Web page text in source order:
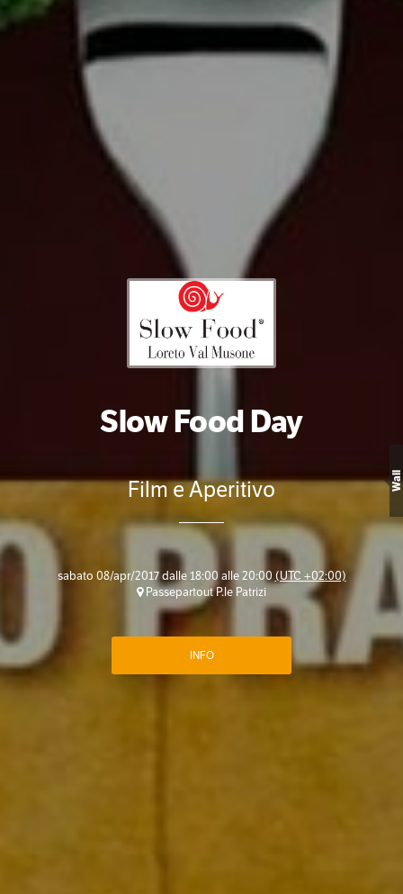
Slow Food Day
Film e Aperitivo
sabato 08/apr/2017 dalle 18:00 alle 20:00 (UTC +02:00)
Passepartout P.le Patrizi
INFO
Wall